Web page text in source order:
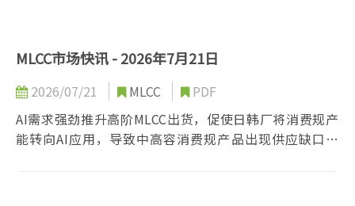
MLCC市场快讯 - 2026年7月21日
2026/07/21 MLCC
PDF
AI需求强劲推升高阶MLCC出货，促使日韩厂将消费规产
能转向AI应用，导致中高容消费规产品出现供应缺口，
利率与经济放缓仍压抑消费电子旺季动能，整体呈现